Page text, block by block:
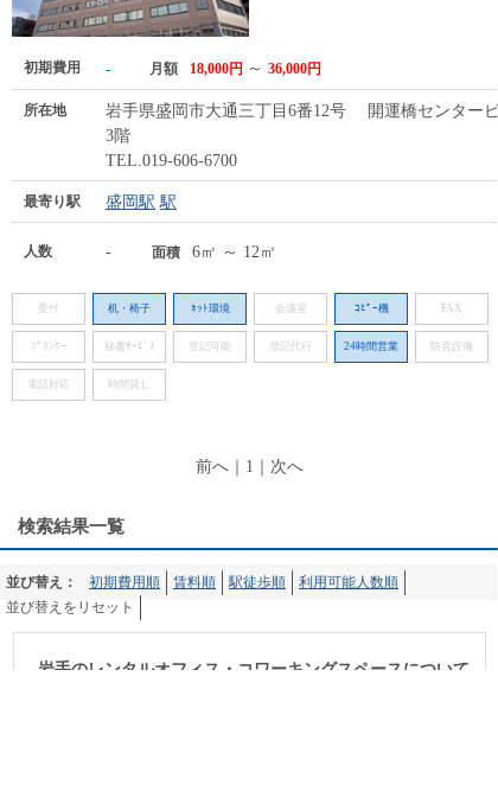
初期費用 - 月額 18,000円 ～ 36,000円
所在地
岩手県盛岡市大通三丁目6番12号 開運橋センタービ
3階
TEL.019-606-6700
最寄り駅 盛岡駅 駅
人数 - 面積 6㎡ ～ 12㎡
受付 机・椅子 ﾈｯﾄ環境 会議室 ｺﾋﾟｰ機 FAX
ﾌﾟﾘﾝﾀｰ 秘書ｻｰﾋﾞｽ 登記可能 登記代行 24時間営業 防音設備
電話対応 時間貸し
前へ｜ 1 次へ
検索結果一覧
並び替え： 初期費用順 賃料順 駅徒歩順
利用可能人数順
並び替えをリセット
岩手のレンタルオフィス・コワーキングスペースについて